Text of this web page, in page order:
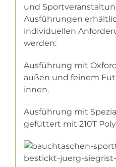
und
Ausführungen
individuellen
werden:
Ausführung mit
außen und feinem
innen.
Ausführung mit
gefüttert mit 210T